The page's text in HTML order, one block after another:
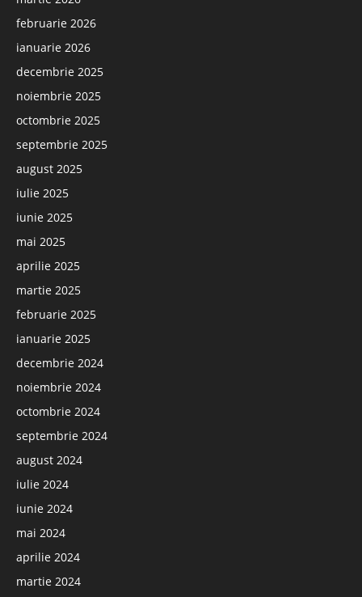
februarie 2026
ianuarie 2026
decembrie 2025
noiembrie 2025
octombrie 2025
septembrie 2025
august 2025
iulie 2025
iunie 2025
mai 2025
aprilie 2025
martie 2025
februarie 2025
ianuarie 2025
decembrie 2024
noiembrie 2024
octombrie 2024
septembrie 2024
august 2024
iulie 2024
iunie 2024
mai 2024
aprilie 2024
martie 2024